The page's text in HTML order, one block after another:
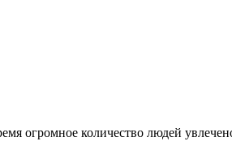
огромное количество людей